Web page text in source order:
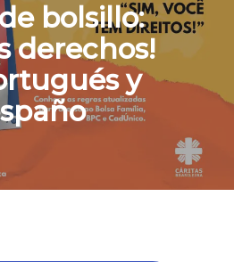
bolsillo:
derechos!
y